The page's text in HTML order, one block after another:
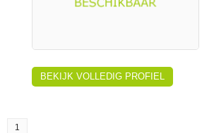
BEKIJK VOLLEDIG PROFIEL
1